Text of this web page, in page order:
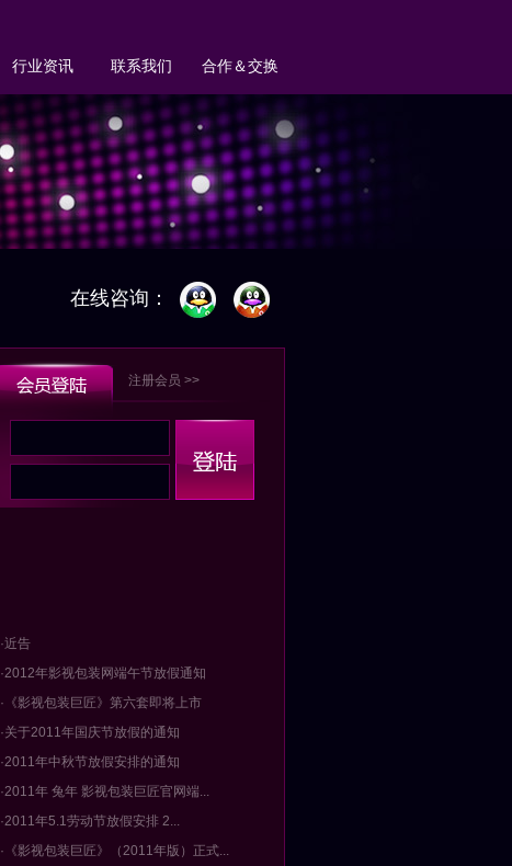
行业资讯 联系我们 合作＆交换
在线咨询：
注册会员 >>
·近告
·2012年影视包装网端午节放假通知
·《影视包装巨匠》第六套即将上市
·关于2011年国庆节放假的通知
·2011年中秋节放假安排的通知
·2011年 兔年 影视包装巨匠官网端...
·2011年5.1劳动节放假安排 2...
·《影视包装巨匠》（2011年版）正式...